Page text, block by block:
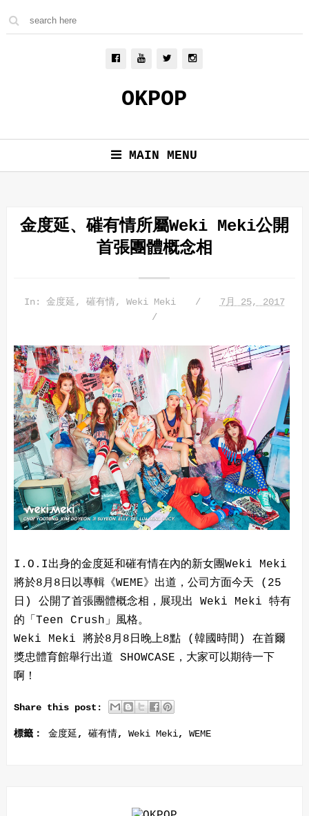
OKPOP
MAIN MENU
金度延、磪有情所屬Weki Meki公開
首張團體概念相
In: 金度延 , 磪有情, Weki Meki 7月 25, 2017
I.O.I出身的金度延和磪有情在內的新女團Weki Meki
將於8月8日以專輯《WEME》出道，公司方面今天 (25
日) 公開了首張團體概念相，展現出 Weki Meki 特有
的「Teen Crush」風格。
Weki Meki 將於8月8日晚上8點 (韓國時間) 在首爾
獎忠體育館舉行出道 SHOWCASE，大家可以期待一下
啊！
Share this post:
標籤： 金度延, 磪有情, Weki Meki, WEME